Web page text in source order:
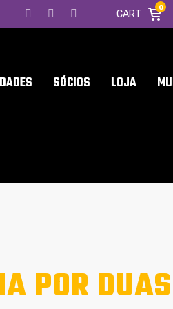
CART
0
SÓCIOS LOJA
POR DUAS